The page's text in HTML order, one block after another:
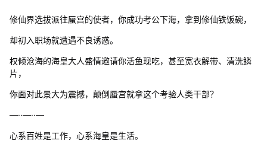
修仙界选拔派往蜃宫的使者，你成功考公下海，拿到修仙铁饭碗，
却初入职场就遭遇不良诱惑。
权倾沧海的海皇大人盛情邀请你活鱼现吃，甚至宽衣解带、清洗鳞
片，
你面对此景大为震撼，颠倒蜃宫就拿这个考验人类干部？
—··—··—
心系百姓是工作，心系海皇是生活。